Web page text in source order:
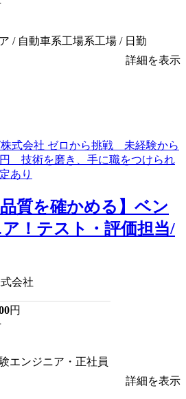
/ 自動車系工場系工場 / 日勤
詳細を表示
品質を確かめる】ベン
！テスト・評価担当/
会社
円
エンジニア・正社員
詳細を表示